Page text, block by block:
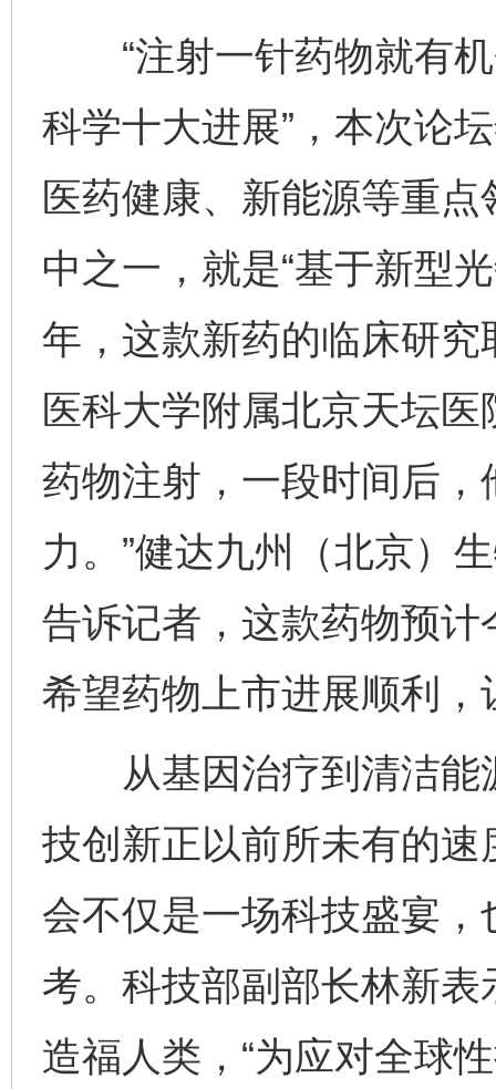
“注射一针药物就有机
科学十大进展”，本次论
医药健康、新能源等重点
中之一，就是“基于新型
年，这款新药的临床研
医科大学附属北京天坛
药物注射，一段时间后
力。”健达九州（北京）
告诉记者，这款药物预
希望药物上市进展顺利
从基因治疗到清洁能
技创新正以前所未有的
会不仅是一场科技盛宴
考。科技部副部长林新
造福人类，“为应对全球
完善运行机制助力责任有效落实 一纸欠
东山县通报“牛蛙产品抗生素超标问题”
千年窑火 生生不息 一
揭开“小金库”的免责幌子